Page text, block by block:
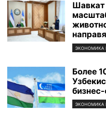
Шавкат
ЭКОНОМИКА
Более
ЭКОНОМИКА